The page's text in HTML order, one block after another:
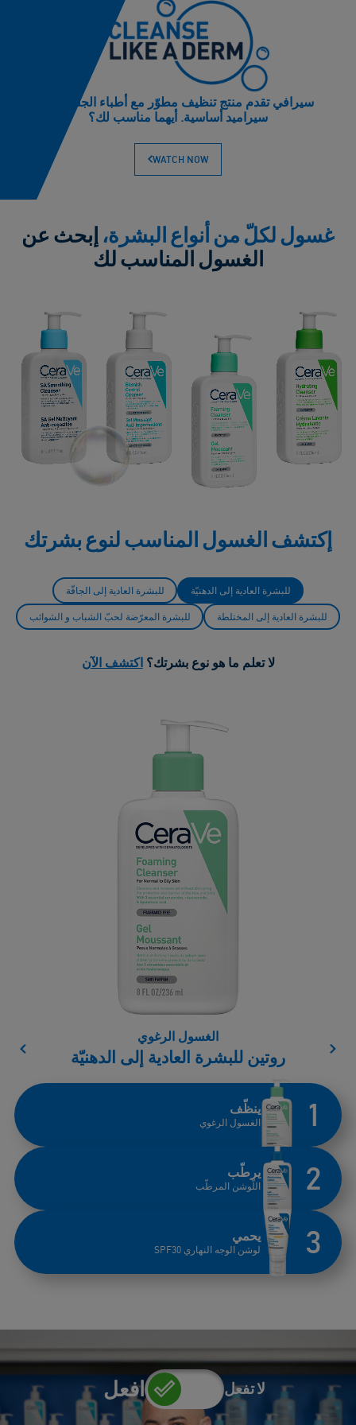
سيراميد أساسية. أيهما مناسب لك؟
WATCH NOW
غسول لكلّ من أنواع البشرة، إبحث عن
الغسول المناسب لك
إكتشف الغسول المناسب لنوع بشرتك
للبشرة العادية إلى الدهنيّة للبشرة العادية إلى الجافّة
للبشرة العادية إلى المختلطة للبشرة المعرّضة لحبّ الشباب و الشوائب
لا تعلم ما هو نوع بشرتك؟ اكتشف الآن
روتين للبشرة العادية إلى الدهنيّة
الغسول الرغوي
Left
Right
ينظّف
الغسول الرغوي
يرطّب
اللّوشن المرطّب
يحمي
لوشن الوجه النهاري SPF30
افعل لا تفعل